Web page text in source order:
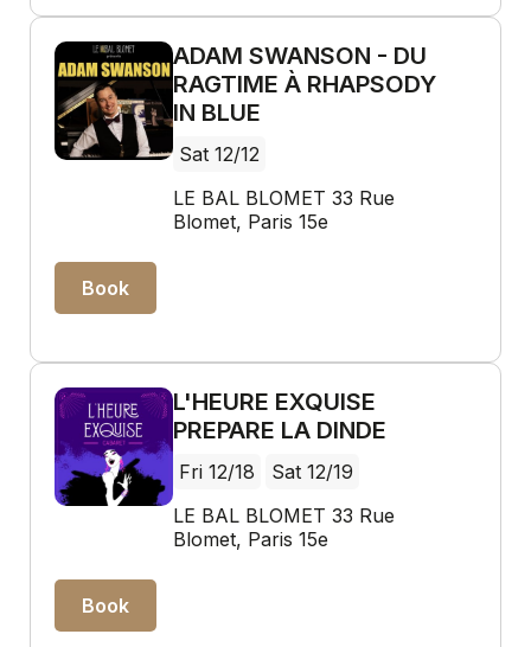
ADAM SWANSON - DU
RAGTIME À RHAPSODY
IN BLUE
Sat 12/12
LE BAL BLOMET 33 Rue
Blomet, Paris 15e
Book
L'HEURE EXQUISE
PREPARE LA DINDE
Fri 12/18
Sat 12/19
LE BAL BLOMET 33 Rue
Blomet, Paris 15e
Book